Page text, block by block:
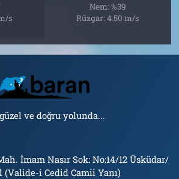
s
Nem: %39
Rüzgar: 4.50 m/s
ve doğru yolunda...
İmam Nasır Sok: No:14/12 Üsküdar/
(Valide-i Cedid Camii Yanı)